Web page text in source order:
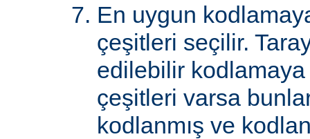
En uygun
çeşitleri seçilir.
edilebilir
çeşitleri varsa
kodlanmış ve